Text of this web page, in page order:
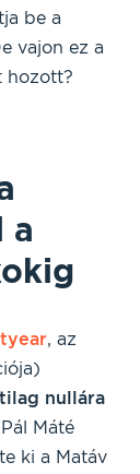
be a
vajon ez a
hozott?
a
, az
nullára
Máté
ki a Matáv